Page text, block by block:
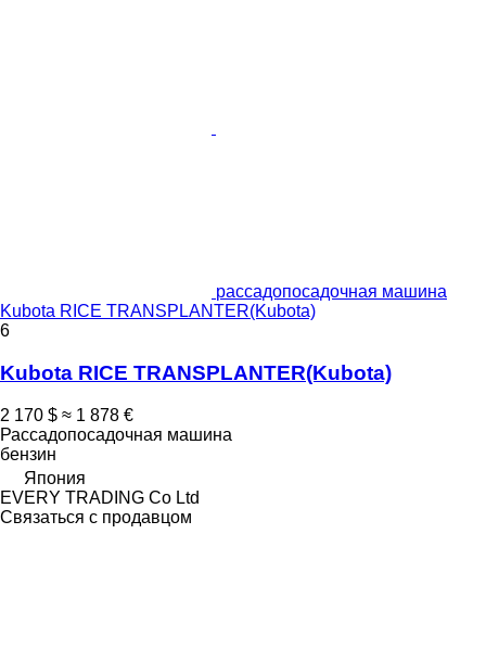
рассадопосадочная машина
Kubota RICE TRANSPLANTER(Kubota)
6
Kubota RICE TRANSPLANTER(Kubota)
2 170 $ ≈ 1 878 €
Рассадопосадочная машина
бензин
Япония
EVERY TRADING Co Ltd
Связаться с продавцом